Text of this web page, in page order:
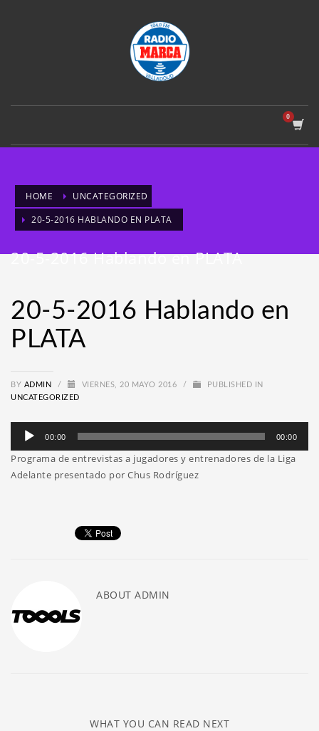
HOME
UNCATEGORIZED
20-5-2016 HABLANDO EN PLATA
20-5-2016 Hablando en PLATA
20-5-2016 Hablando en
PLATA
BY ADMIN / VIERNES, 20 MAYO 2016 /
PUBLISHED IN
UNCATEGORIZED
Reproductor
audio
00:00 00:00
Programa de entrevistas a jugadores y entrenadores de la Liga
Adelante presentado por Chus Rodríguez
ABOUT ADMIN
WHAT YOU CAN READ NEXT